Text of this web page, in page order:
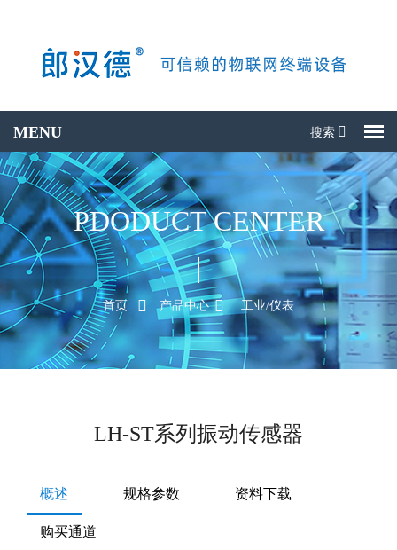
搜索
搜产品
PDODUCT CENTER
首页 产品中心 工业/仪表
LH-ST系列振动传感器
概述 规格参数 资料下载
购买通道